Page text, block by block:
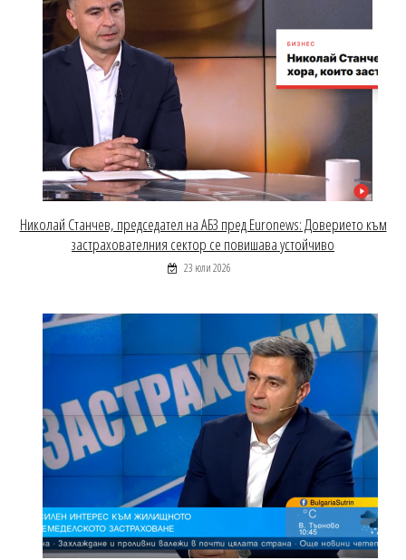
Николай Станчев, председател на АБЗ пред Euronews: Доверието към
застрахователния сектор се повишава устойчиво
23 юли 2026